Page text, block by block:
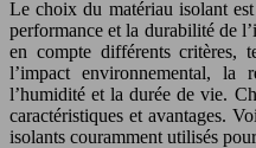
Le choix du matériau isolant
performance et la durabilité de
en compte différents critères,
l’impact environnemental, la
l’humidité et la durée de vie.
caractéristiques et avantages.
isolants couramment utilisés